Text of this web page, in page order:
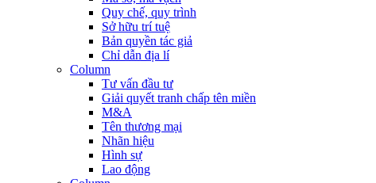
Quy chế, quy trình
Sở hữu trí tuệ
Bản quyền tác giả
Chỉ dẫn địa lí
Column
Tư vấn đầu tư
Giải quyết tranh chấp tên miền
M&A
Tên thương mại
Nhãn hiệu
Hình sự
Lao động